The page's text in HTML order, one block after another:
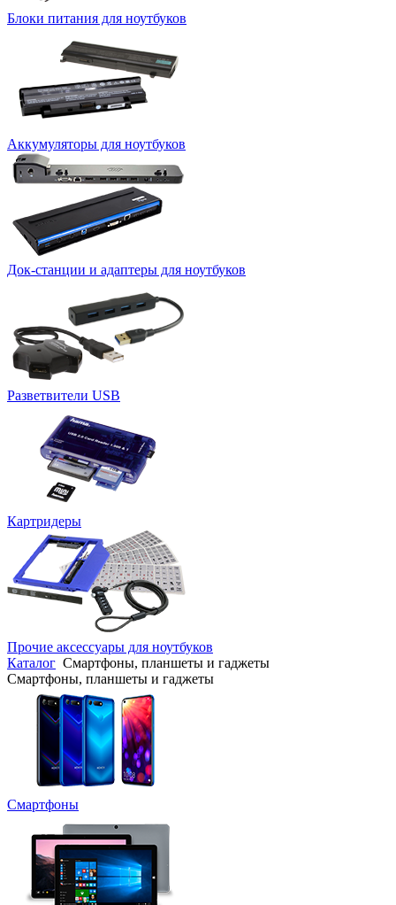
Блоки питания для ноутбуков
Аккумуляторы для ноутбуков
Док-станции и адаптеры для ноутбуков
Разветвители USB
Картридеры
Прочие аксессуары для ноутбуков
Каталог Смартфоны, планшеты и гаджеты
Смартфоны, планшеты и гаджеты
Смартфоны